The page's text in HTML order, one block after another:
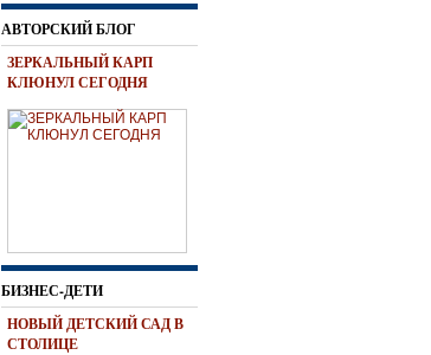
АВТОРСКИЙ БЛОГ
ЗЕРКАЛЬНЫЙ КАРП
КЛЮНУЛ СЕГОДНЯ
БИЗНЕС-ДЕТИ
НОВЫЙ ДЕТСКИЙ САД В
СТОЛИЦЕ